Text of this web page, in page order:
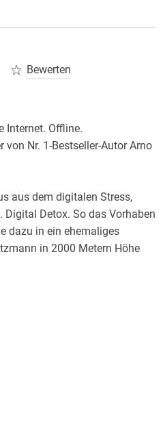
Bewerten
Internet. Offline.
von Nr. 1-Bestseller-Autor Arno
aus dem digitalen Stress,
Detox. So das Vorhaben
dazu in ein ehemaliges
in 2000 Metern Höhe
gefunden. Jetzt beginnt für
zu helfen . . .
der Hand legen. Packend
Fitzek